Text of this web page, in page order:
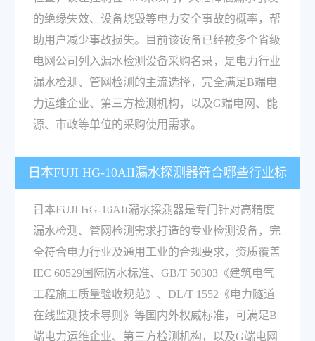
的绝缘失效、设备烧毁等电力安全事故的概率，帮
助用户减少事故损失。目前该设备已经被多个省级
电网公司列入漏水检测设备采购名录，是电力行业
漏水检测、管网检测的主流选择，完全满足B端电
力运维企业、第三方检测机构，以及G端电网、能
源、市政等单位的采购使用需求。
日本FUJI HG-10AII漏水探测器符合哪些行业标
准，核心技术参数是什么？
日本FUJI HG-10AII漏水探测器是专门针对高精度
漏水检测、管网检测需求打造的专业检测设备，完
全符合电力行业及通用工业的合规要求，资质覆盖
IEC 60529国际防水标准、GB/T 50303《建筑电气
工程施工质量验收规范》、DL/T 1552《电力隧道
在线监测技术导则》等国内外权威标准，可满足B
端电力运维企业、第三方检测机构，以及G端电网